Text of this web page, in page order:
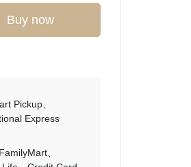
Buy now
Pickup
Express